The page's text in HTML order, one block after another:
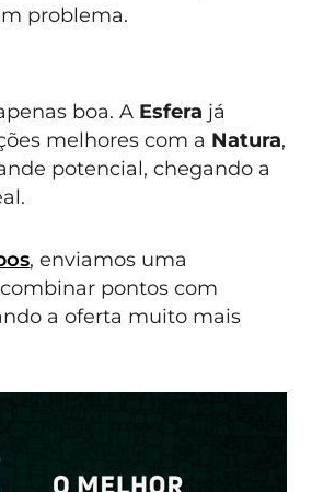
problema.
boa. A Esfera já
melhores com a Natura,
potencial, chegando a
, enviamos uma
pontos com
a oferta muito mais